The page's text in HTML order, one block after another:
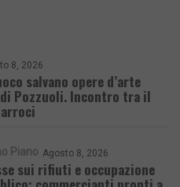
8, 2026
salvano opere d’arte
Pozzuoli. Incontro tra il
Piano Agosto 8, 2026
sui rifiuti e occupazione